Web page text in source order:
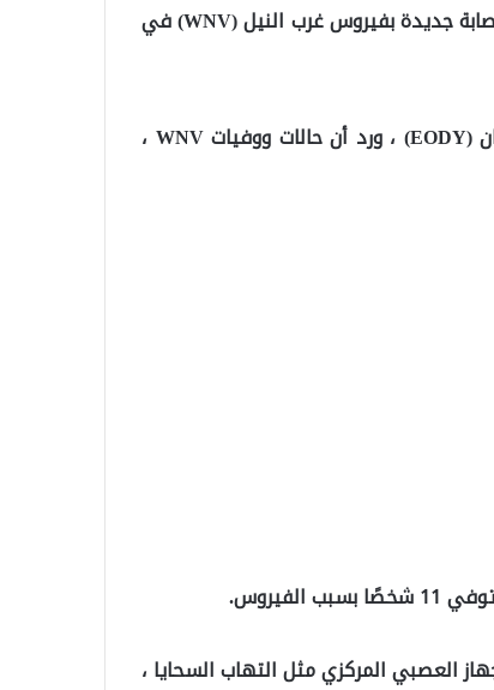
وبحسب ما ترجمه “موقع تركيا عاجل”, تم الإبلاغ عن 123 حالة إصابة جديدة بفيروس غرب النيل (WNV) في
وفي بيان صادر عن المنظمة الوطنية للصحة العامة في اليونان (EODY) ، ورد أن حالات ووفيات WNV ،
في الجهاز العصبي المركزي مثل التهاب السحايا ،